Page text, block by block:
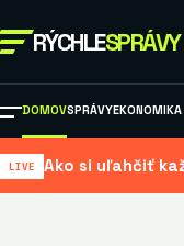
RÝCHLESPRÁVY
DOMOVSPRÁVY